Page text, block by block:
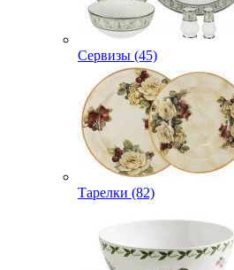
Сервизы (45)
Тарелки (82)